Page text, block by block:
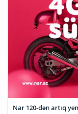
Nar 120-dən artıq